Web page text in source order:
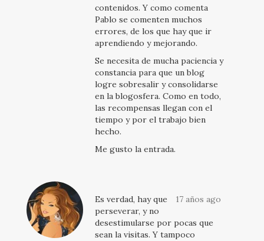
contenidos. Y como comenta
Pablo se comenten muchos
errores, de los que hay que ir
aprendiendo y mejorando.
Se necesita de mucha paciencia y
constancia para que un blog
logre sobresalir y consolidarse
en la blogosfera. Como en todo,
las recompensas llegan con el
tiempo y por el trabajo bien
hecho.
Me gusto la entrada.
17 años ago
Es verdad, hay que
perseverar, y no
desestimularse por pocas que
sean la visitas. Y tampoco